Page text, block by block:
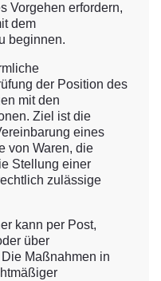
Vorgehen erfordern,
dem
beginnen.
der Position des
mit den
Ziel ist die
eines
von Waren, die
Stellung einer
zulässige
kann per Post,
über
Maßnahmen in